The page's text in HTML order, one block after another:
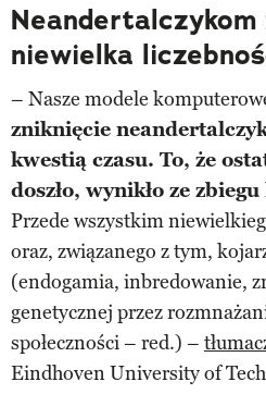
Neandertalczykom
niewielka
– Nasze modele
zniknięcie
kwestią czasu. To, że
doszło, wynikło ze
Przede wszystkim
oraz, związanego z tym,
(endogamia, inbredowanie,
genetycznej przez
społeczności – red.) –
Eindhoven University of